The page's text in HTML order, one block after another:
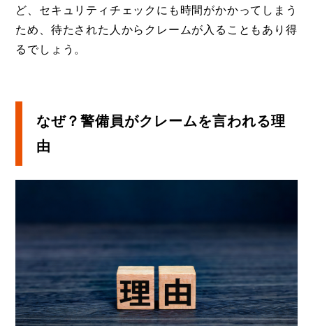
ど、セキュリティチェックにも時間がかかってしまう
ため、待たされた人からクレームが入ることもあり得
るでしょう。
なぜ？警備員がクレームを言われる理
由